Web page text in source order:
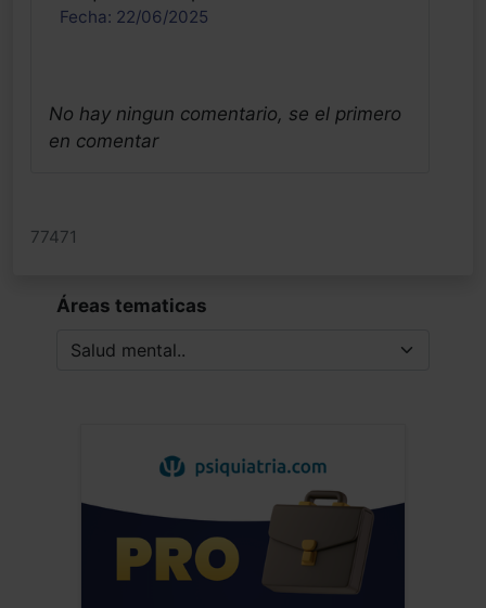
Fecha: 22/06/2025
No hay ningun comentario, se el primero
en comentar
77471
Áreas tematicas